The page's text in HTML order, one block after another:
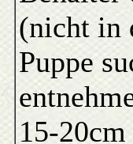
(nicht in
Puppe
15-